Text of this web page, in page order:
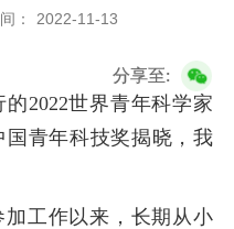
： 2022-11-13
分享至:
2022世界青年科学家
青年科技奖揭晓，我
加工作以来，长期从小